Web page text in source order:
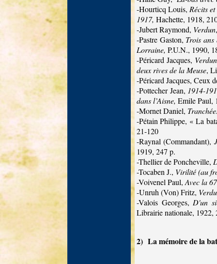
-Hourticq Louis, Récits
1917, Hachette, 1918,
-Jubert Raymond, Verdun
-Pastre Gaston, Trois
Lorraine, P.U.N., 1990,
-Péricard Jacques,
deux rives de la Meuse,
-Péricard Jacques, Ceux
-Pottecher Jean, 1914-
dans l’Aisne, Emile Paul,
-Mornet Daniel,
-Pétain Philippe, « La
21-120
-Raynal (Commandant),
1919, 247 p.
-Thellier de Poncheville,
-Tocaben J., Virilité (au
-Voivenel Paul,Avec la
-Unruh (Von) Fritz,
-Valois Georges,D'un
Librairie nationale, 1922,
2) La mémoire de la